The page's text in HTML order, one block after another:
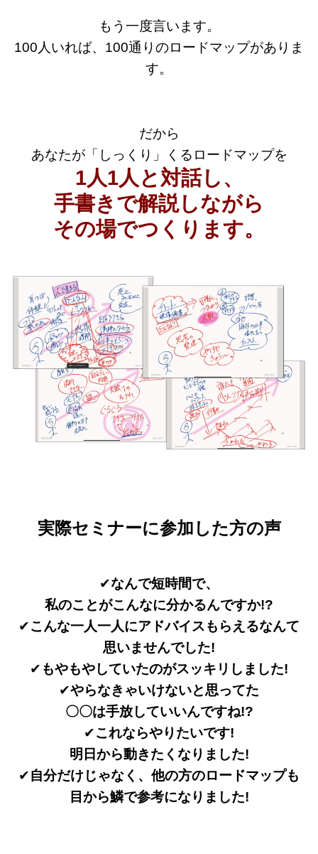
もう一度言います。
100人いれば、100通りのロードマップがありま
す。
だから
あなたが「しっくり」くるロードマップを
1人1人と対話し、
手書きで解説しながら
その場でつくります。
実際セミナーに参加した方の声
✔︎なんで短時間で、
私のことがこんなに分かるんですか!?
✔︎こんな一人一人にアドバイスもらえるなんて
思いませんでした!
✔︎ もやもやしていたのがスッキリしました!
✔︎やらなきゃいけないと思ってた
〇〇は手放していいんですね!?
✔︎これならやりたいです!
明日から動きたくなりました!
✔︎自分だけじゃなく、他の方のロードマップも
目から鱗で参考になりました!